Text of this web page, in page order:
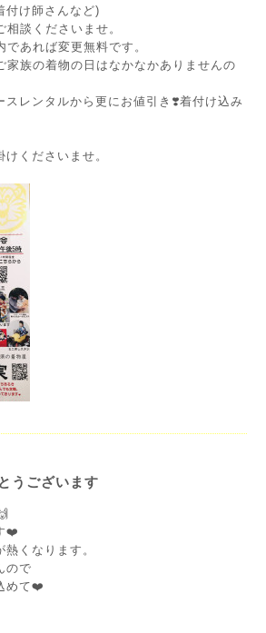
付け師さんなど)
談くださいませ。
あれば変更無料です。
族の着物の日はなかなかありませんの
スレンタルから更にお値引き❣️着付け込み
くださいませ。
うございます
❤️
くなります。
ので
めて❤️